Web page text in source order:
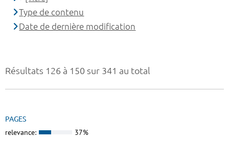
Résultats 126 à 150 sur 341 au total
PAGES
relevance: 37%
Type de contenu
Date de dernière modification